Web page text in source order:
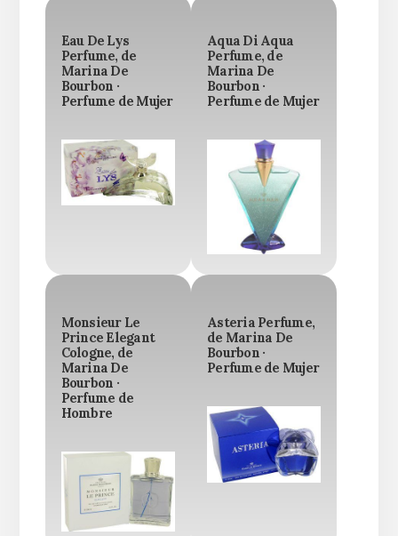
Eau De Lys
Perfume, de
Marina De
Bourbon ·
Perfume de Mujer
Aqua Di Aqua
Perfume, de
Marina De
Bourbon ·
Perfume de Mujer
Monsieur Le
Prince Elegant
Cologne, de
Marina De
Bourbon ·
Perfume de
Hombre
Asteria Perfume,
de Marina De
Bourbon ·
Perfume de Mujer